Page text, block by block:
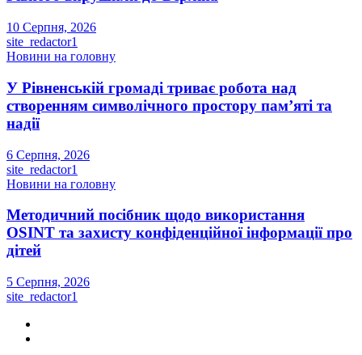
10 Серпня, 2026
site_redactor1
Новини на головну
У Рівненській громаді триває робота над
створенням символічного простору пам’яті та
надії
6 Серпня, 2026
site_redactor1
Новини на головну
Методичний посібник щодо використання
OSINT та захисту конфіденційної інформації про
дітей
5 Серпня, 2026
site_redactor1